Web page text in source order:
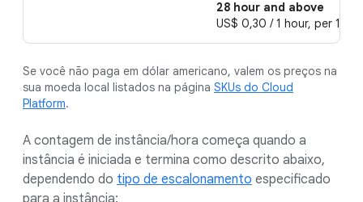
28 hour and above
US$ 0,30 / 1 hour, per 1
Se você não paga em dólar americano, valem os preços na
sua moeda local listados na página SKUs do Cloud
Platform.
A contagem de instância/hora começa quando a
instância é iniciada e termina como descrito abaixo,
dependendo do tipo de escalonamento especificado
para a instância: